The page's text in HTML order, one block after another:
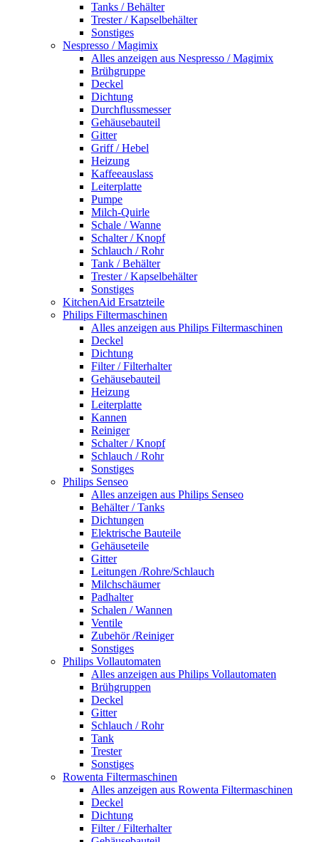
Tanks / Behälter
Trester / Kapselbehälter
Sonstiges
Nespresso / Magimix
Alles anzeigen aus Nespresso / Magimix
Brühgruppe
Deckel
Dichtung
Durchflussmesser
Gehäusebauteil
Gitter
Griff / Hebel
Heizung
Kaffeeauslass
Leiterplatte
Pumpe
Milch-Quirle
Schale / Wanne
Schalter / Knopf
Schlauch / Rohr
Tank / Behälter
Trester / Kapselbehälter
Sonstiges
KitchenAid Ersatzteile
Philips Filtermaschinen
Alles anzeigen aus Philips Filtermaschinen
Deckel
Dichtung
Filter / Filterhalter
Gehäusebauteil
Heizung
Leiterplatte
Kannen
Reiniger
Schalter / Knopf
Schlauch / Rohr
Sonstiges
Philips Senseo
Alles anzeigen aus Philips Senseo
Behälter / Tanks
Dichtungen
Elektrische Bauteile
Gehäuseteile
Gitter
Leitungen /Rohre/Schlauch
Milchschäumer
Padhalter
Schalen / Wannen
Ventile
Zubehör /Reiniger
Sonstiges
Philips Vollautomaten
Alles anzeigen aus Philips Vollautomaten
Brühgruppen
Deckel
Gitter
Schlauch / Rohr
Tank
Trester
Sonstiges
Rowenta Filtermaschinen
Alles anzeigen aus Rowenta Filtermaschinen
Deckel
Dichtung
Filter / Filterhalter